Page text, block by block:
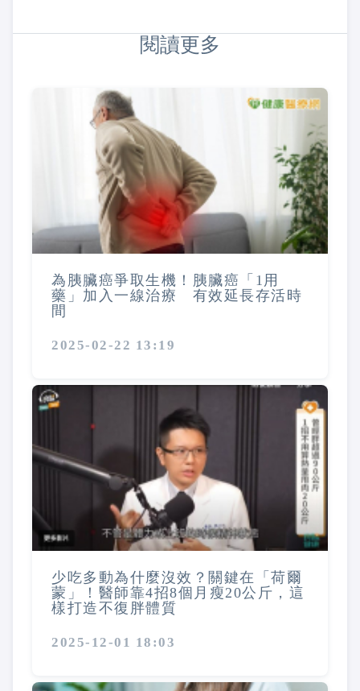
閱讀更多
為胰臟癌爭取生機！胰臟癌「1用
藥」加入一線治療 有效延長存活時
間
2025-02-22 13:19
少吃多動為什麼沒效？關鍵在「荷爾
蒙」！醫師靠4招8個月瘦20公斤，這
樣打造不復胖體質
2025-12-01 18:03